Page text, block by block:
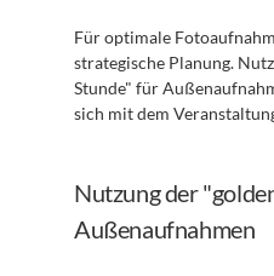
Für optimale
strategische Planung.
Stunde" für
sich mit dem
Nutzung der
Außenaufnahmen